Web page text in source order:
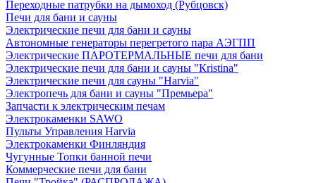
Переходные патрубки на дымоход (Рубцовск)
Печи для бани и сауны
Электрические печи для бани и сауны
Автономные генераторы перегретого пара АЭГПП
Электрические ПАРОТЕРМАЛЬНЫЕ печи для бани
Электрические печи для бани и сауны "Кristina"
Электрические печи для сауны "Harvia"
Электропечь для бани и сауны "Премьера"
Запчасти к электрическим печам
Электрокаменки SAWO
Пульты Управления Harvia
Электрокаменки Финляндия
Чугунные Топки банной печи
Коммерческие печи для бани